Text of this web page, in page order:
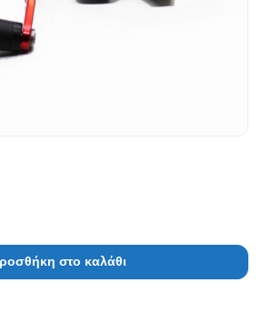
στο καλάθι